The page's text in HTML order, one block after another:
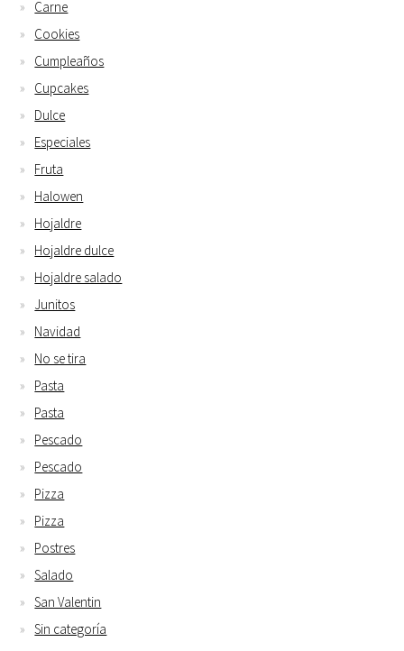
Carne
Cookies
Cumpleaños
Cupcakes
Dulce
Especiales
Fruta
Halowen
Hojaldre
Hojaldre dulce
Hojaldre salado
Junitos
Navidad
No se tira
Pasta
Pasta
Pescado
Pescado
Pizza
Pizza
Postres
Salado
San Valentin
Sin categoría